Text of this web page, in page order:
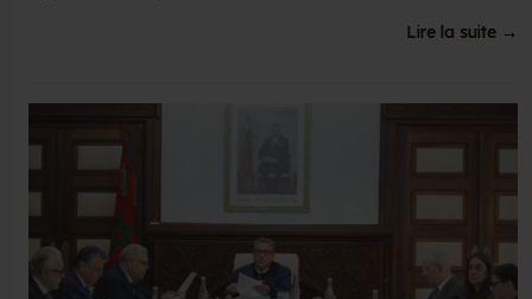
Lire la suite →